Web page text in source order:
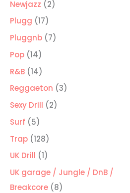
Newjazz 22
Plugg 1717
productos
Pluggnb 77
Pop 1414
productos
R&B 1414
productos
Reggaeton 33
Sexy Drill 22
Surf 55
productos
Trap 128128
productos
UK Drill 11
producto
UK garage / Jungle / DnB /
Breakcore
88